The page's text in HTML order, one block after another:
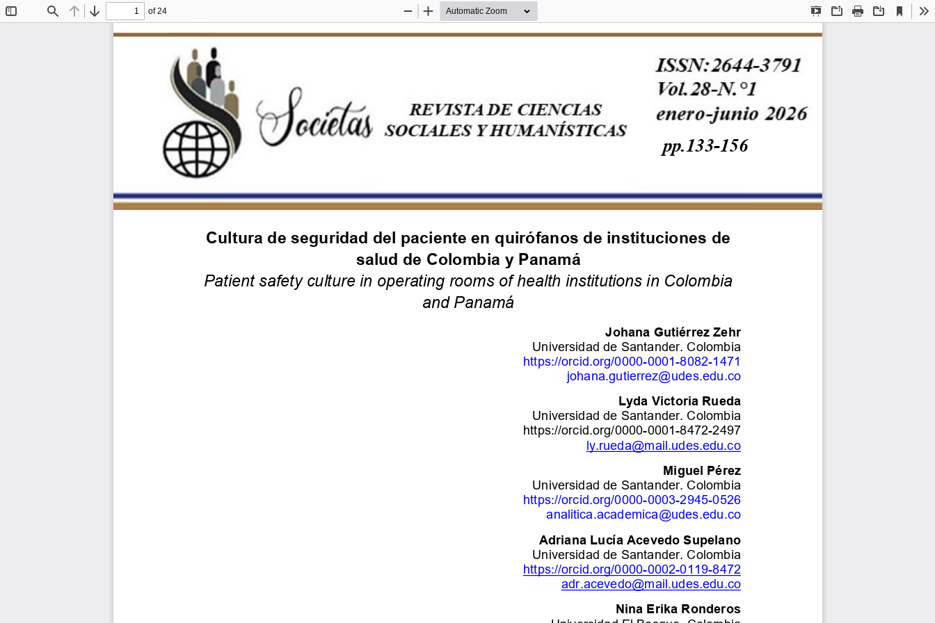
Find Previous
Next
of 24
Presentation
OpenPrint Download
Current
View
Zoom
Zoom
pp. 133-156
Cultura de seguridad del paciente en quirófanos de instituciones de
salud de Colombia y Panamá
Patient safety culture in operating rooms of health institutions in Colombia
and Panamá
Johana Gutiérrez Zehr
Universidad de Santander. Colombia
https://orcid.org/0000-0001-8082-1471
johana.gutierrez@udes.edu.co
Lyda Victoria Rueda
Universidad de Santander. Colombia
https://orcid.org/0000-0001-8472-2497
ly.rueda@mail.udes.edu.co
Miguel Pérez
Universidad de Santander. Colombia
https://orcid.org/0000-0003-2945-0526
analitica.academica@udes.edu.co
Adriana Lucía Acevedo Supelano
Universidad de Santander. Colombia
https://orcid.org/0000-0002-0119-8472
adr.acevedo@mail.udes.edu.co
Nina Erika Ronderos